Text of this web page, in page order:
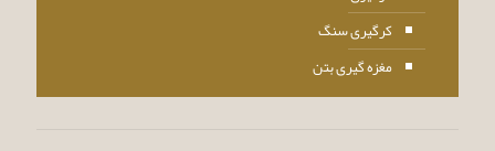
کرگیری سنگ
مغزه گیری بتن